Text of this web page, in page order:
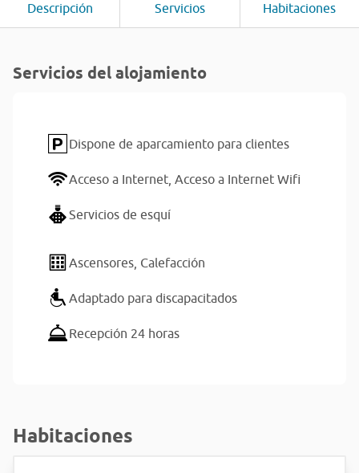
Descripción Servicios Habitaciones
Servicios del alojamiento
Dispone de aparcamiento para clientes
Acceso a Internet, Acceso a Internet Wifi
Servicios de esquí
Ascensores, Calefacción
Adaptado para discapacitados
Recepción 24 horas
Habitaciones